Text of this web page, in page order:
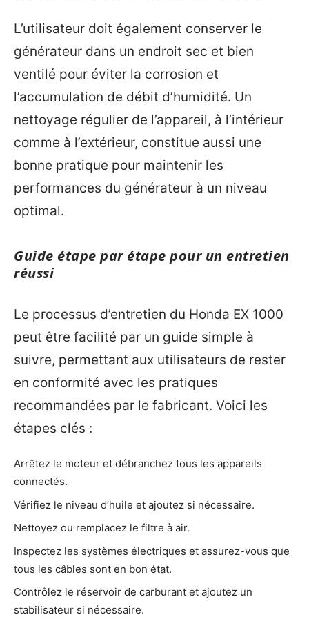
L’utilisateur doit également conserver le
générateur dans un endroit sec et bien
ventilé pour éviter la corrosion et
l’accumulation de débit d’humidité. Un
nettoyage régulier de l’appareil, à l’intérieur
comme à l’extérieur, constitue aussi une
bonne pratique pour maintenir les
performances du générateur à un niveau
optimal.
Guide étape par étape pour un entretien
réussi
Le processus d’entretien du Honda EX 1000
peut être facilité par un guide simple à
suivre, permettant aux utilisateurs de rester
en conformité avec les pratiques
recommandées par le fabricant. Voici les
étapes clés :
Arrêtez le moteur et débranchez tous les appareils
connectés.
Vérifiez le niveau d’huile et ajoutez si nécessaire.
Nettoyez ou remplacez le filtre à air.
Inspectez les systèmes électriques et assurez-vous que
tous les câbles sont en bon état.
Contrôlez le réservoir de carburant et ajoutez un
stabilisateur si nécessaire.